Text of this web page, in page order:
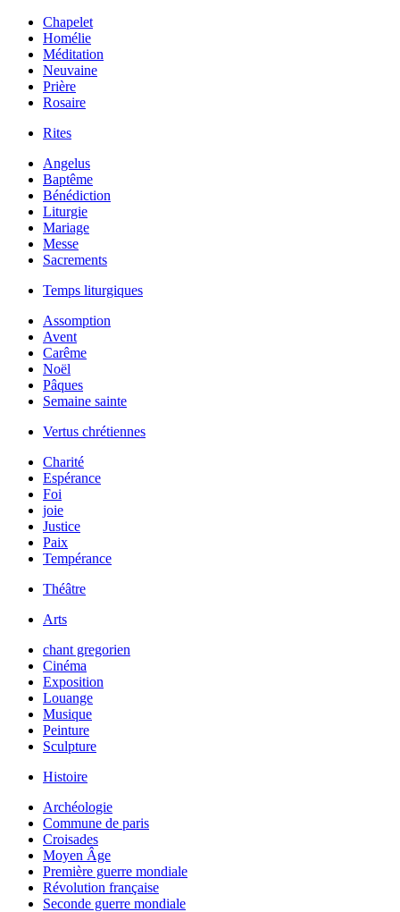
Chapelet
Homélie
Méditation
Neuvaine
Prière
Rosaire
Rites
Angelus
Baptême
Bénédiction
Liturgie
Mariage
Messe
Sacrements
Temps liturgiques
Assomption
Avent
Carême
Noël
Pâques
Semaine sainte
Vertus chrétiennes
Charité
Espérance
Foi
joie
Justice
Paix
Tempérance
Théâtre
Arts
chant gregorien
Cinéma
Exposition
Louange
Musique
Peinture
Sculpture
Histoire
Archéologie
Commune de paris
Croisades
Moyen Âge
Première guerre mondiale
Révolution française
Seconde guerre mondiale